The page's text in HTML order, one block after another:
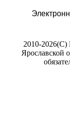
2010-2026(С)
Ярославской